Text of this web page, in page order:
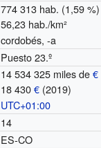
774 313 hab. (1,59 %)
56,23 hab./km²
cordobés, -a
Puesto 23.º
14 534 325 miles de€
18 430€ (2019)
UTC+01:00
14
ES-CO